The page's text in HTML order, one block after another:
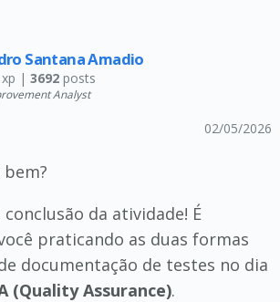
Santana Amadio
| 3692posts
Analyst
02/05/2026
bem?
da atividade! É
praticando as duas formas
documentação de testes no dia
(Quality Assurance).